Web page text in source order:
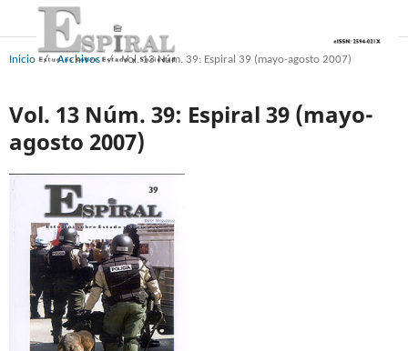
Inicio / Archivos / Vol. 13 Núm. 39: Espiral 39 (mayo-agosto 2007)
Vol. 13 Núm. 39: Espiral 39 (mayo-
agosto 2007)